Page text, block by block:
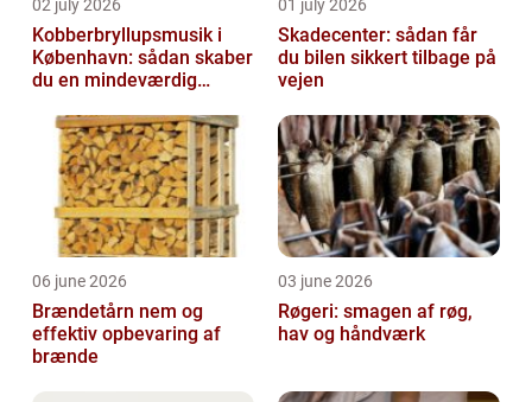
02 july 2026
Kobberbryllupsmusik i
København: sådan skaber
du en mindeværdig
01 july 2026
Skadecenter: sådan får
du bilen sikkert tilbage på
vejen
06 june 2026
Brændetårn nem og
effektiv opbevaring af
brænde
03 june 2026
Røgeri: smagen af røg,
hav og håndværk